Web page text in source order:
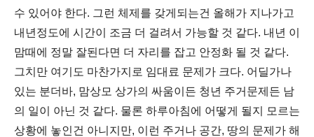
수 있어야 한다. 그런 체제를 갖게되는건 올해가 지나가고
내년정도에 시간이 조금 더 걸려서 가능할 것 같다. 내년 이
맘때에 정말 잘된다면 더 자리를 잡고 안정화 될 것 같다.
그치만 여기도 마찬가지로 임대료 문제가 크다. 어딜가나
있는 분더바, 맘상모 상가의 싸움이든 청년 주거문제든 남
의 일이 아닌 것 같다. 물론 하루아침에 어떻게 될지 모르는
상황에 놓인건 아니지만, 이런 주거나 공간, 땅의 문제가 해